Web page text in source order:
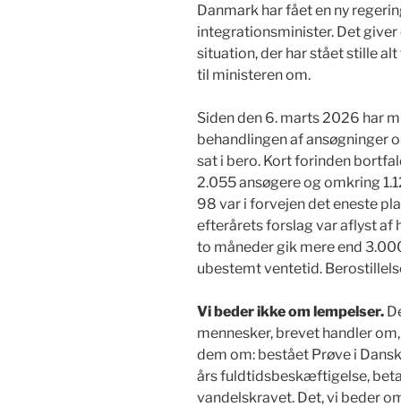
Danmark har fået en ny
integrationsminister. Det giver
situation, der har stået stille
til ministeren om.
Siden den 6. marts 2026 har
behandlingen af ansøgninger
sat i bero. Kort forinden
2.055 ansøgere og omkring
98 var i forvejen det eneste
efterårets forslag var aflyst af
to måneder gik mere end
ubestemt ventetid.
Vi beder ikke om lempelser.
mennesker, brevet handler
dem om: bestået Prøve i
års fuldtidsbeskæftigelse,
vandelskravet. Det, vi beder